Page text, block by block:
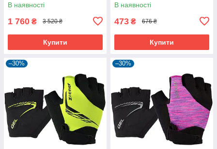
В наявності
1 760 ₴ 3 520 ₴
Купити
В наявності
473 ₴ 676 ₴
Купити
–30% –30%